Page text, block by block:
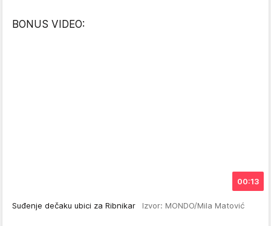
BONUS VIDEO:
00:13
Suđenje dečaku ubici za Ribnikar Izvor: MONDO/Mila Matović